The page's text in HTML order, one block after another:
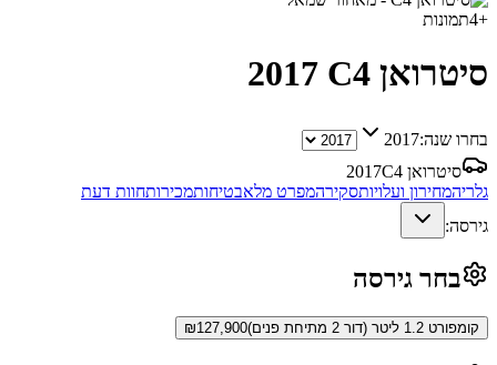
+
4תמונות
סיטרואן C4 2017
בחרו שנה:2017
סיטרואן C4
2017
גלריהמחירון ועלויותסקירהמפרט מלאבטיחותמכירותחוות דעת
גירסה:
בחר גירסה
קומפורט 1.2 ליטר (דור 2 מתיחת פנים) ₪127,900